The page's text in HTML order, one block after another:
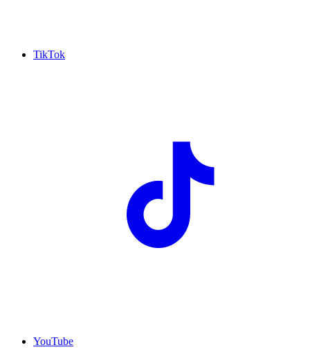
TikTok
YouTube